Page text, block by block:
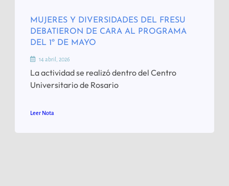
MUJERES Y DIVERSIDADES DEL FRESU
DEBATIERON DE CARA AL PROGRAMA
DEL 1º DE MAYO
14 abril, 2026
La actividad se realizó dentro del Centro
Universitario de Rosario
Leer Nota